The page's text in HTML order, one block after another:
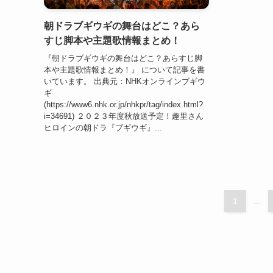
朝ドラブギウギの舞台はどこ？あら
すじ脚本や主題歌情報まとめ！
『朝ドラブギウギの舞台はどこ？あらすじ脚
本や主題歌情報まとめ！』 について記事を書
いています。 出典元：NHKオンラインブギウ
ギ
(https://www6.nhk.or.jp/nhkpr/tag/index.html?
i=34691) ２０２３年度秋放送予定！趣里さん
ヒロインの朝ドラ『ブギウギ』...
1